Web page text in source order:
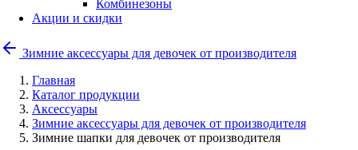
Комбинезоны
Акции и скидки
Зимние аксессуары для девочек от производителя
Главная
Каталог продукции
Аксессуары
Зимние аксессуары для девочек от производителя
Зимние шапки для девочек от производителя